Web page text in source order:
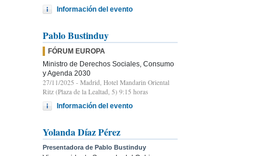
Información del evento
Pablo Bustinduy
FÓRUM EUROPA
Ministro de Derechos Sociales, Consumo
y Agenda 2030
27/11/2025 - Madrid, Hotel Mandarin Oriental
Ritz (Plaza de la Lealtad, 5) 9:15 horas
Información del evento
Yolanda Díaz Pérez
Presentadora de Pablo Bustinduy